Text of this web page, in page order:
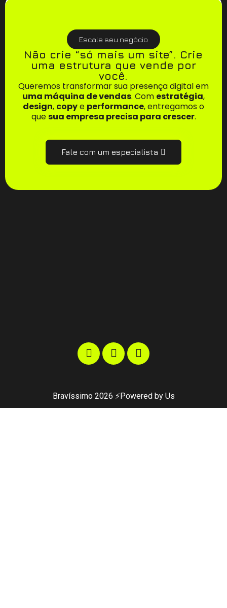
Escale seu negócio
Não crie “só mais um site”. Crie
uma estrutura que vende por
você.
Queremos transformar sua presença digital em
uma máquina de vendas. Com estratégia,
design, copye performance, entregamos o
quesua empresa precisa para crescer.
Fale com um especialista
Bravíssimo 2026 ⚡️Powered by Us